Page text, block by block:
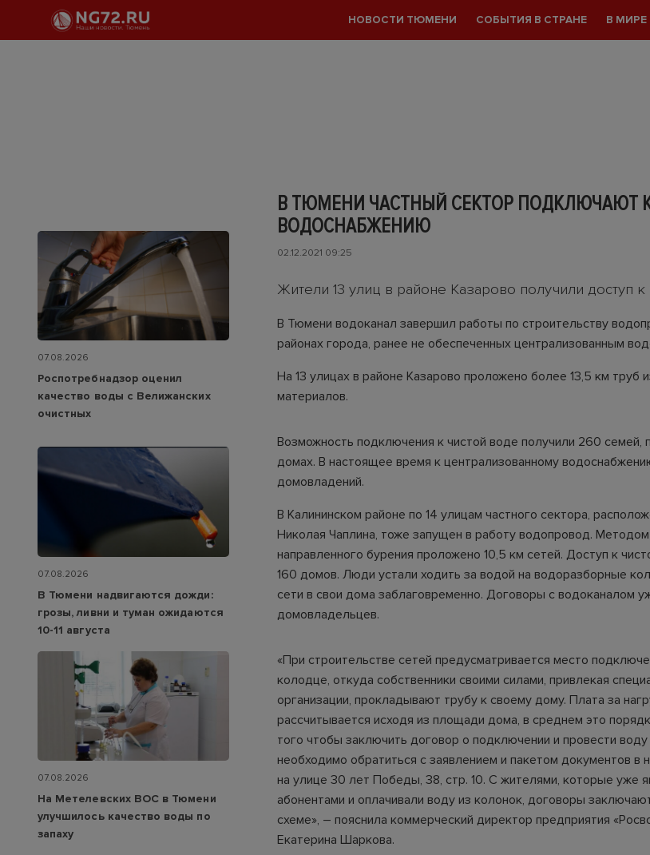
НОВОСТИ ТЮМЕНИ СОБЫТИЯ В СТРАНЕ В МИРЕ
В ТЮМЕНИ ЧАСТНЫЙ СЕКТОР ПОДКЛЮЧАЮТ
ВОДОСНАБЖЕНИЮ
02.12.2021 09:25
Жители 13 улиц в районе Казарово получили доступ к
В Тюмени водоканал завершил работы по строительству
районах города, ранее не обеспеченных централизованным
На 13 улицах в районе Казарово проложено более 13,5 км труб
материалов.
Возможность подключения к чистой воде получили 260
домах. В настоящее время к централизованному
домовладений.
В Калининском районе по 14 улицам частного сектора,
Николая Чаплина, тоже запущен в работу водопровод.
направленного бурения проложено 10,5 км сетей. Доступ к
160 домов. Люди устали ходить за водой на водоразборные
сети в свои дома заблаговременно. Договоры с водоканалом
домовладельцев.
«При строительстве сетей предусматривается место
колодце, откуда собственники своими силами, привлекая
организации, прокладывают трубу к своему дому. Плата за
рассчитывается исходя из площади дома, в среднем это
того чтобы заключить договор о подключении и провести
необходимо обратиться с заявлением и пакетом документов
на улице 30 лет Победы, 38, стр. 10. С жителями, которые уже
абонентами и оплачивали воду из колонок, договоры
схеме», – пояснила коммерческий директор предприятия
Екатерина Шаркова.
07.08.2026
Роспотребнадзор оценил
качество воды с Велижанских
очистных
07.08.2026
В Тюмени надвигаются дожди:
грозы, ливни и туман ожидаются
10-11 августа
07.08.2026
На Метелевских ВОС в Тюмени
улучшилось качество воды по
запаху